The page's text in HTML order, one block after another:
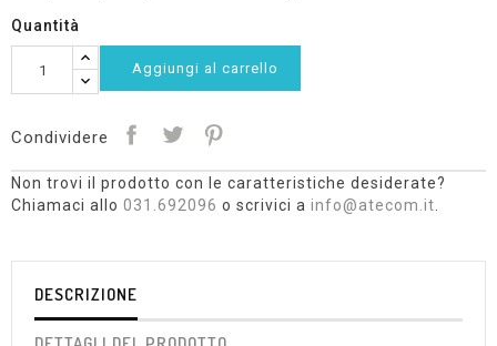
Quantità
Aggiungi al carrello
Condividere
Non trovi il prodotto con le caratteristiche desiderate?
Chiamaci allo 031.692096 o scrivici a info@atecom.it
DESCRIZIONE